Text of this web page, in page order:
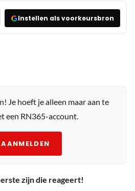
Instellen als voorkeursbron
Je hoeft je alleen maar aan te
een RN365-account.
AANMELDEN
zijn die reageert!